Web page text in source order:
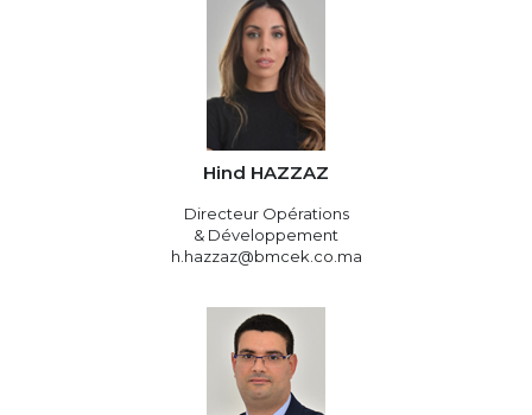
Hind HAZZAZ
Directeur Opérations
& Développement
h.hazzaz@bmcek.co.ma